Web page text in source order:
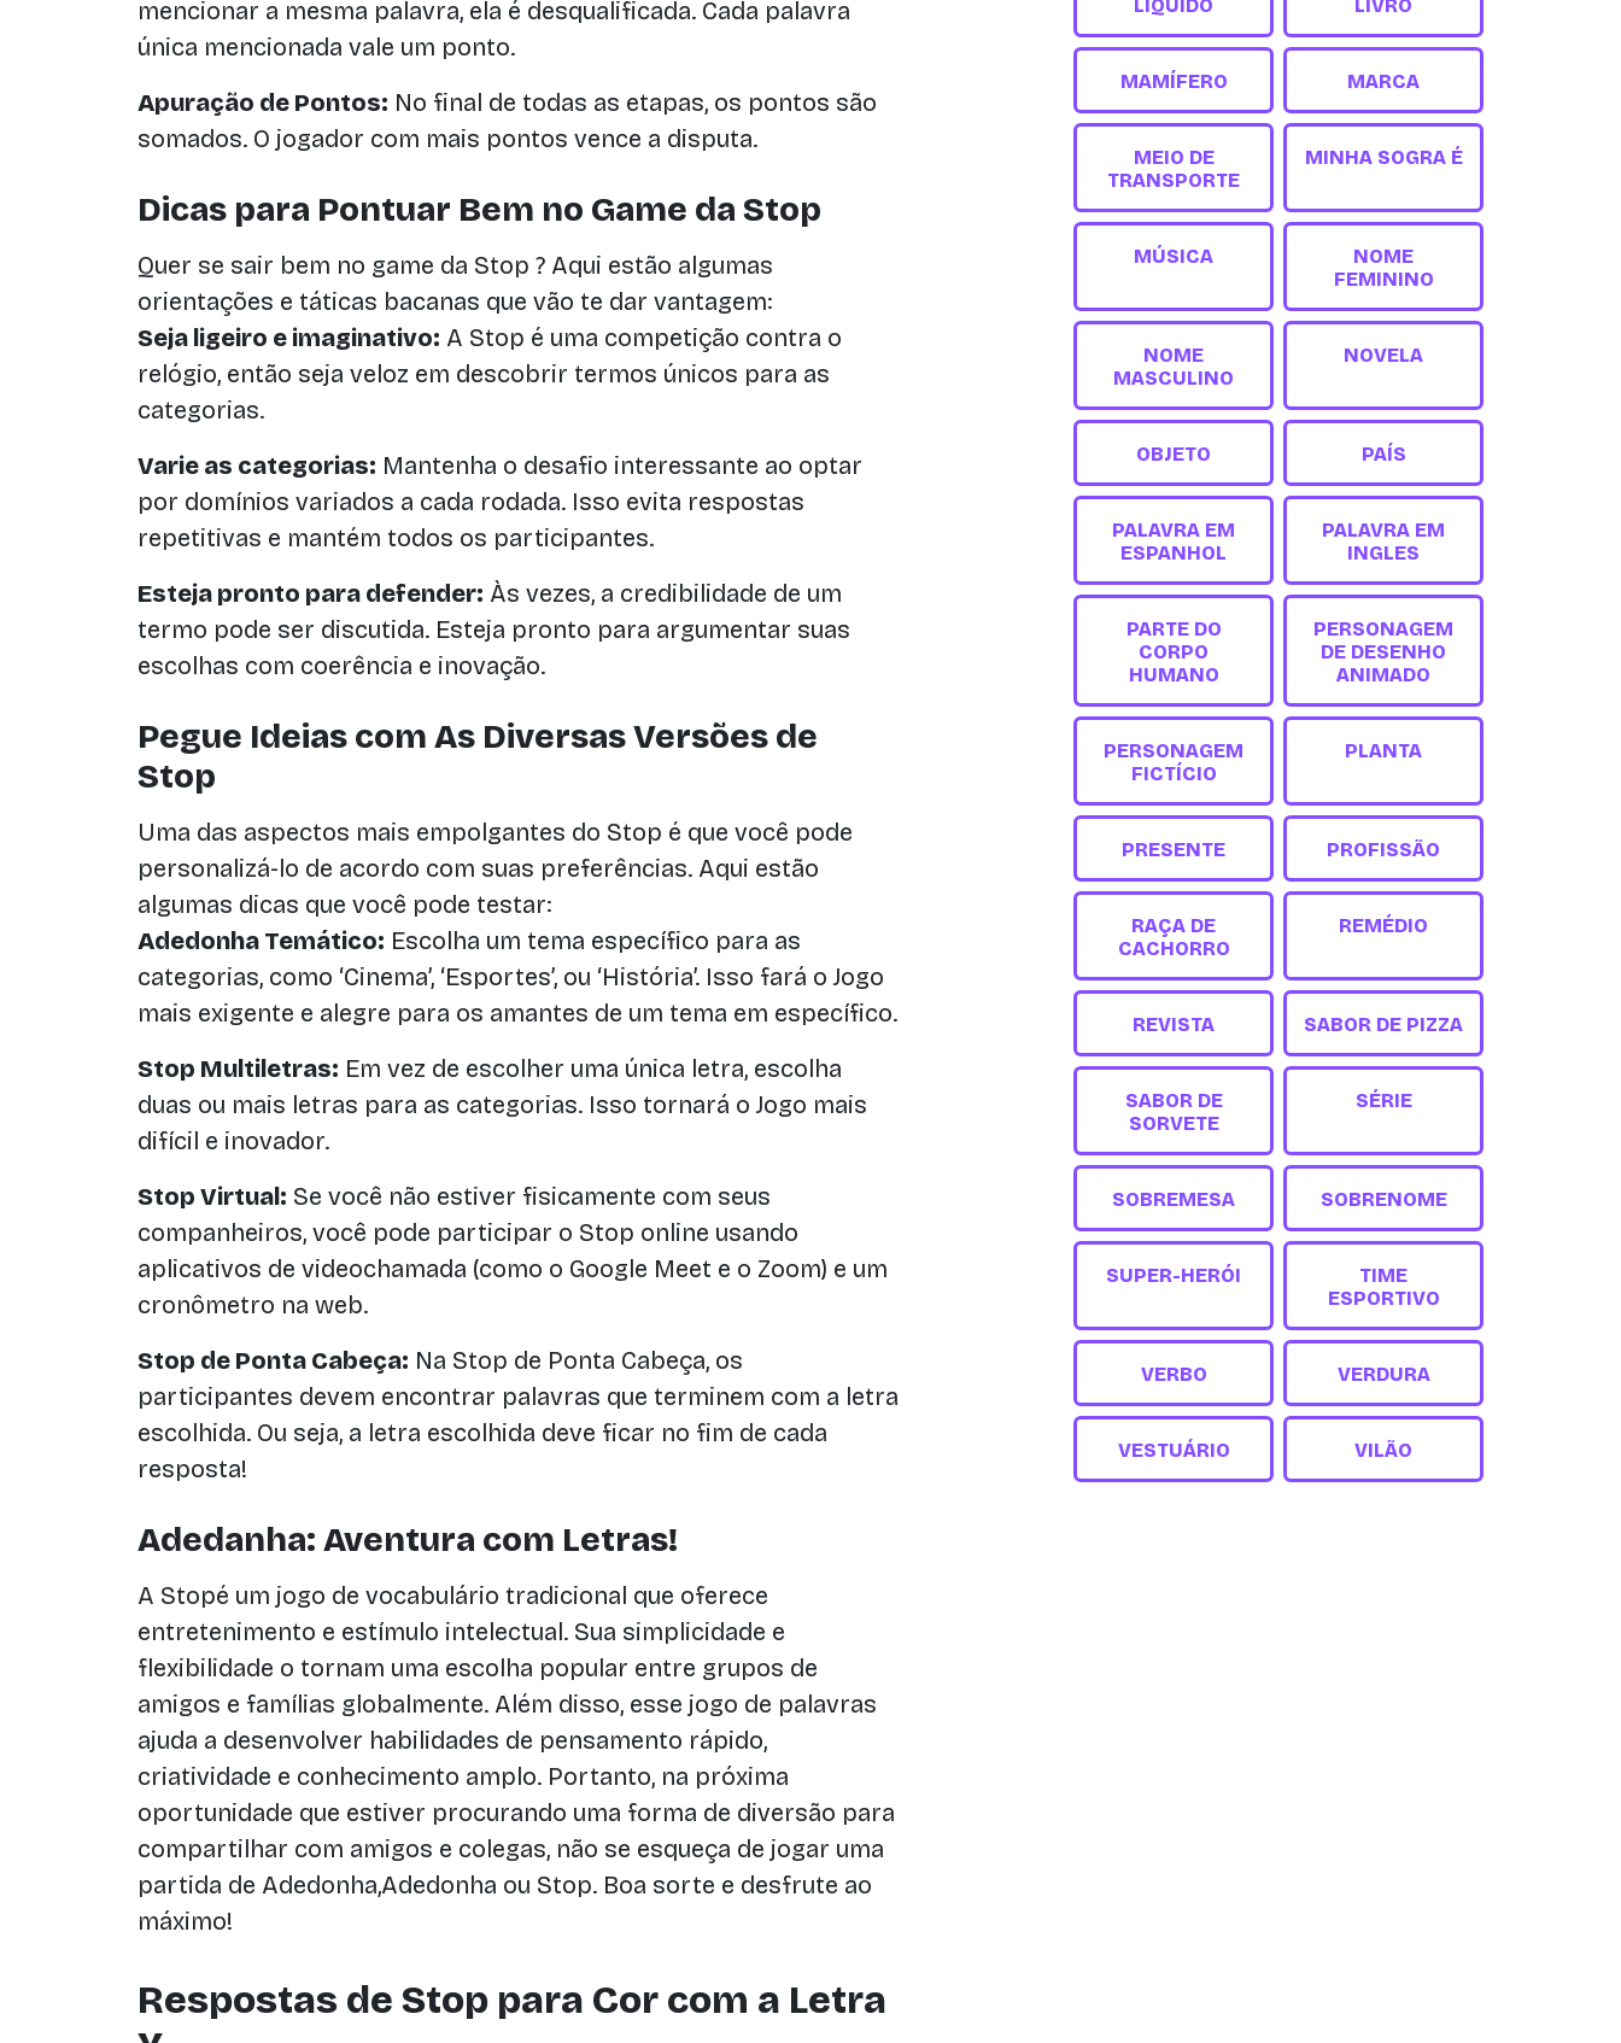
mencionar a mesma palavra, ela é desqualificada. Cada palavra
única mencionada vale um ponto.
Apuração de Pontos: No final de todas as etapas, os pontos são
somados. O jogador com mais pontos vence a disputa.
Dicas para Pontuar Bem no Game da Stop
Quer se sair bem no game da Stop ? Aqui estão algumas
orientações e táticas bacanas que vão te dar vantagem:
Seja ligeiro e imaginativo: A Stop é uma competição contra o
relógio, então seja veloz em descobrir termos únicos para as
categorias.
Varie as categorias: Mantenha o desafio interessante ao optar
por domínios variados a cada rodada. Isso evita respostas
repetitivas e mantém todos os participantes.
Esteja pronto para defender: Às vezes, a credibilidade de um
termo pode ser discutida. Esteja pronto para argumentar suas
escolhas com coerência e inovação.
Pegue Ideias com As Diversas Versões de
Stop
Uma das aspectos mais empolgantes do Stop é que você pode
personalizá-lo de acordo com suas preferências. Aqui estão
algumas dicas que você pode testar:
Adedonha Temático: Escolha um tema específico para as
categorias, como ‘Cinema’, ‘Esportes’, ou ‘História’. Isso fará o Jogo
mais exigente e alegre para os amantes de um tema em específico.
Stop Multiletras: Em vez de escolher uma única letra, escolha
duas ou mais letras para as categorias. Isso tornará o Jogo mais
difícil e inovador.
Stop Virtual: Se você não estiver fisicamente com seus
companheiros, você pode participar o Stop online usando
aplicativos de videochamada (como o Google Meet e o Zoom) e um
cronômetro na web.
Stop de Ponta Cabeça: Na Stop de Ponta Cabeça, os
participantes devem encontrar palavras que terminem com a letra
escolhida. Ou seja, a letra escolhida deve ficar no fim de cada
resposta!
Adedanha: Aventura com Letras!
A Stopé um jogo de vocabulário tradicional que oferece
entretenimento e estímulo intelectual. Sua simplicidade e
flexibilidade o tornam uma escolha popular entre grupos de
amigos e famílias globalmente. Além disso, esse jogo de palavras
ajuda a desenvolver habilidades de pensamento rápido,
criatividade e conhecimento amplo. Portanto, na próxima
oportunidade que estiver procurando uma forma de diversão para
compartilhar com amigos e colegas, não se esqueça de jogar uma
partida de Adedonha,Adedonha ou Stop. Boa sorte e desfrute ao
máximo!
Respostas de Stop para Cor com a Letra
LÍQUIDO LIVRO
MAMÍFERO MARCA
MEIO DE
TRANSPORTE
MINHA SOGRA É
MÚSICA
NOME
FEMININO
NOME
MASCULINO
NOVELA
OBJETO PAÍS
PALAVRA EM
ESPANHOL
PALAVRA EM
INGLES
PARTE DO
CORPO
HUMANO
PERSONAGEM
DE DESENHO
ANIMADO
PERSONAGEM
FICTÍCIO
PLANTA
PRESENTE PROFISSÃO
RAÇA DE
CACHORRO
REMÉDIO
REVISTA SABOR DE PIZZA
SABOR DE
SORVETE
SÉRIE
SOBREMESA SOBRENOME
SUPER-HERÓI
TIME
ESPORTIVO
VERBO VERDURA
VESTUÁRIO VILÃO